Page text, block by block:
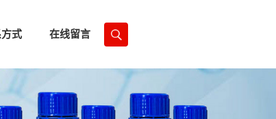
式 在线留言